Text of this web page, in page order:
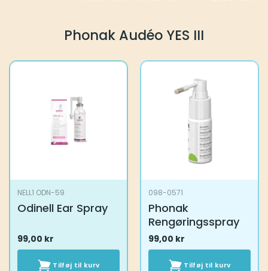
Phonak Audéo YES III
NELL1 ODN-59
Odinell Ear Spray
99,00 kr
Tilføj til kurv
098-0571
Phonak
Rengøringsspray
99,00 kr
Tilføj til kurv